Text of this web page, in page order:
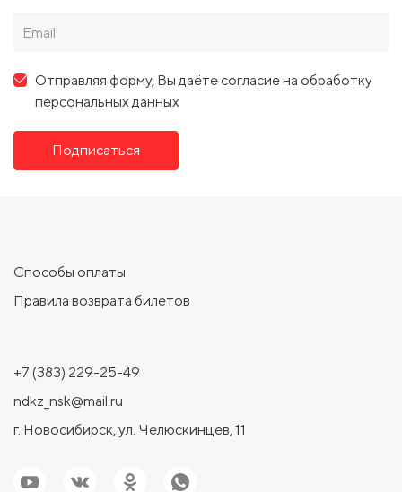
Отправляя форму, Вы даёте согласие на обработку
персональных данных
Подписаться
Способы оплаты
Правила возврата билетов
+7 (383) 229-25-49
ndkz_nsk@mail.ru
г. Новосибирск, ул. Челюскинцев, 11